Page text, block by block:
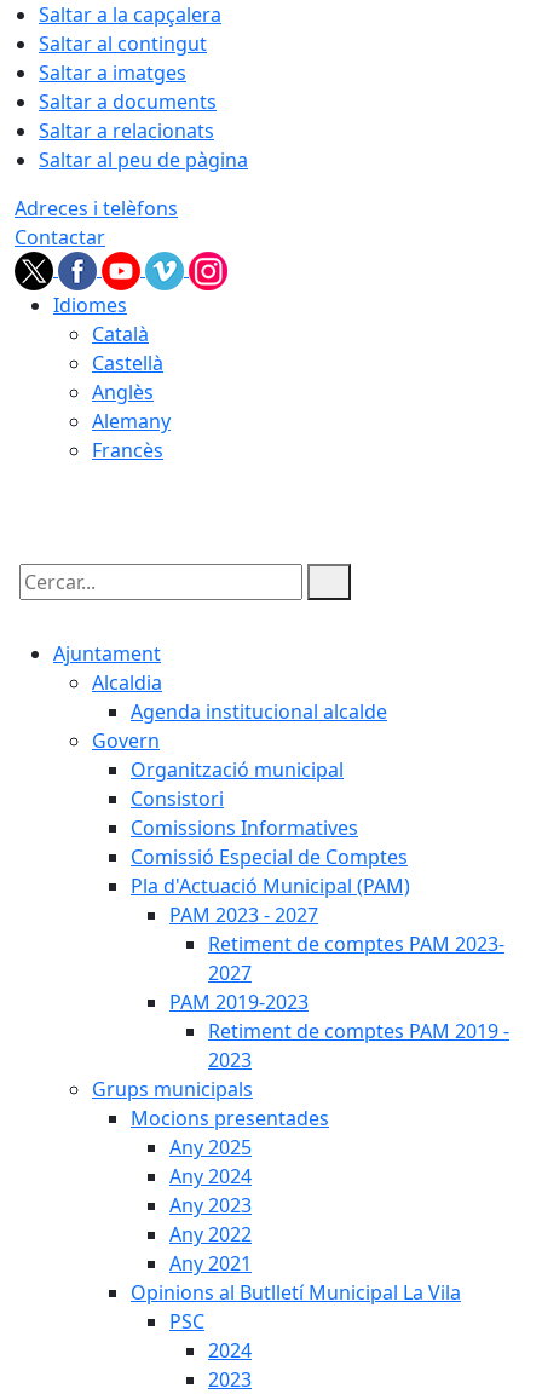
Saltar a la capçalera
Saltar al contingut
Saltar a imatges
Saltar a documents
Saltar a relacionats
Saltar al peu de pàgina
Adreces i telèfons
Contactar
Idiomes
Català
Castellà
Anglès
Alemany
Francès
Cercar:
Ajuntament
Alcaldia
Agenda institucional alcalde
Govern
Organització municipal
Consistori
Comissions Informatives
Comissió Especial de Comptes
Pla d'Actuació Municipal (PAM)
PAM 2023 - 2027
Retiment de comptes PAM 2023-
2027
PAM 2019-2023
Retiment de comptes PAM 2019 -
2023
Grups municipals
Mocions presentades
Any 2025
Any 2024
Any 2023
Any 2022
Any 2021
Opinions al Butlletí Municipal La Vila
PSC
2024
2023